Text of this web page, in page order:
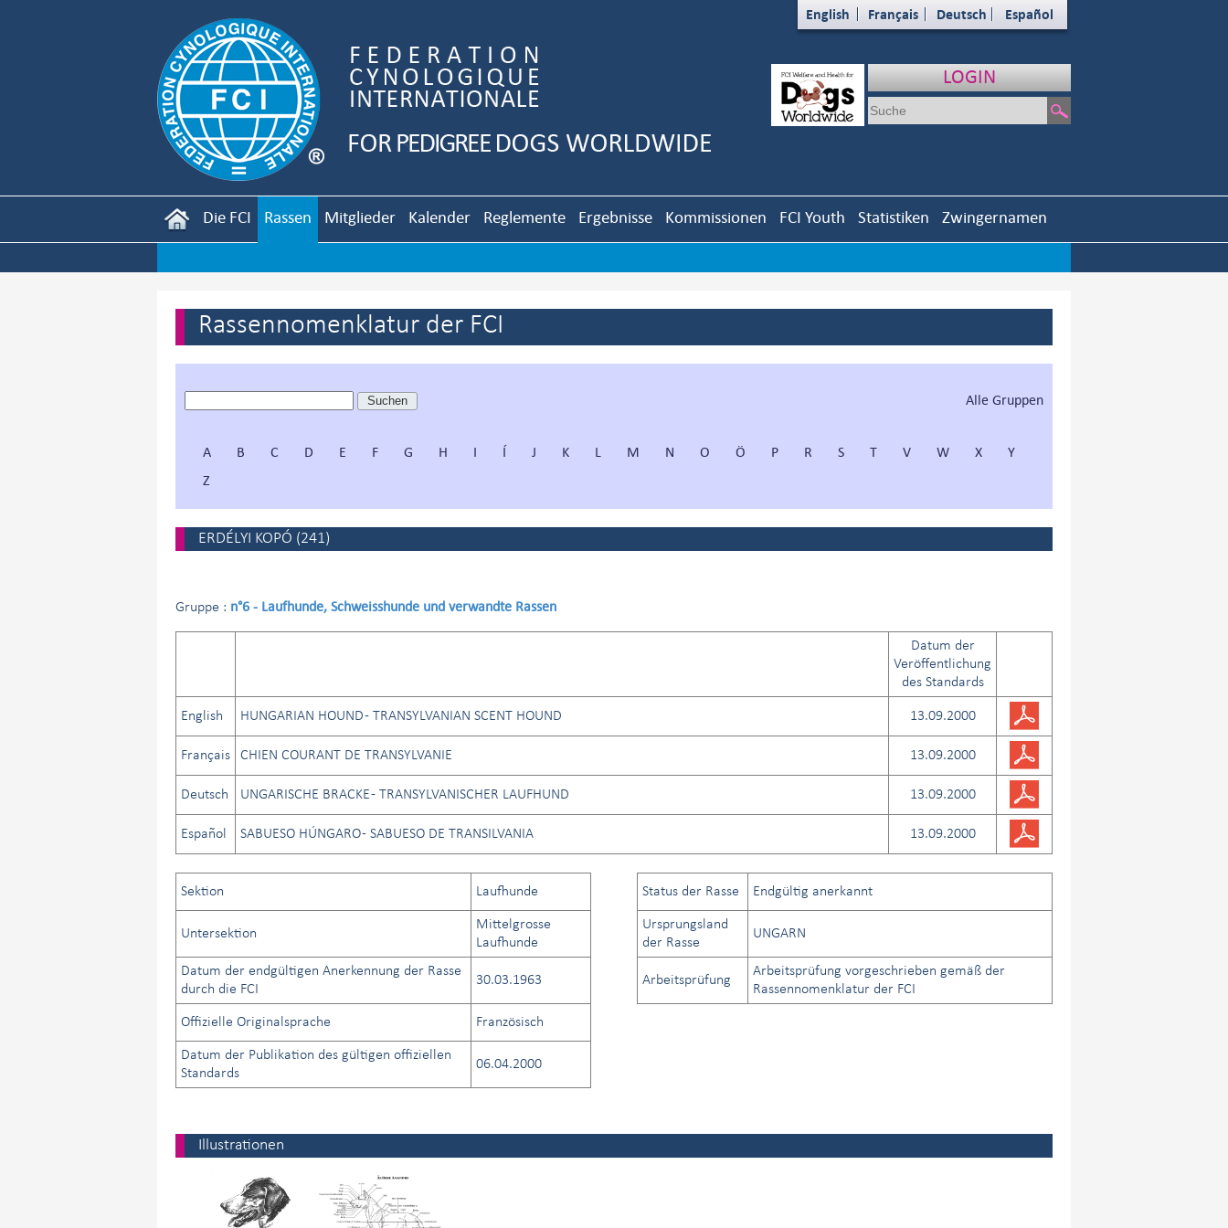
English Français Deutsch Español
LOGIN
Die FCI Rassen Mitglieder Kalender Reglemente Ergebnisse Kommissionen FCI Youth Statistiken Zwingernamen
Rassennomenklatur der FCI
Alle Gruppen
A B C D E F G H I Í J K L M N O Ö P R S T V W X
Y
Z
ERDÉLYI KOPÓ (241)
Gruppe : n°6 - Laufhunde, Schweisshunde und verwandte Rassen
Datum der
Veröffentlichung
des Standards
English HUNGARIAN HOUND - TRANSYLVANIAN SCENT HOUND 13.09.2000
Français CHIEN COURANT DE TRANSYLVANIE 13.09.2000
Deutsch UNGARISCHE BRACKE - TRANSYLVANISCHER LAUFHUND 13.09.2000
Español SABUESO HÚNGARO - SABUESO DE TRANSILVANIA 13.09.2000
Sektion Laufhunde
Untersektion
Mittelgrosse
Laufhunde
Datum der endgültigen Anerkennung der Rasse
durch die FCI
30.03.1963
Offizielle Originalsprache Französisch
Datum der Publikation des gültigen offiziellen
Standards
06.04.2000
Status der Rasse Endgültig anerkannt
Ursprungsland
der Rasse
UNGARN
Arbeitsprüfung
Arbeitsprüfung vorgeschrieben gemäß der
Rassennomenklatur der FCI
Illustrationen